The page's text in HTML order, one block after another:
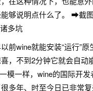
够说明点什么了。 ➡截图
多坑
前wine就能安装“运行”
，不到2分钟它就会自动
模一样，wine的国际开
多年、时至今日已非常